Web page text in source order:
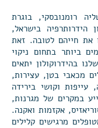
רומנובסקי, בוגרת
הידרותרפיה בישראל,
את חייהם לטובה. זאת
ביותר בתחום ניקוי
בהידרוקולון יתאים
מכאבי בטן, עצירות,
עייפות וקושי בירידה
במקרים של מגרנות,
אקזמות ואקנה.
מרגישים קלילים